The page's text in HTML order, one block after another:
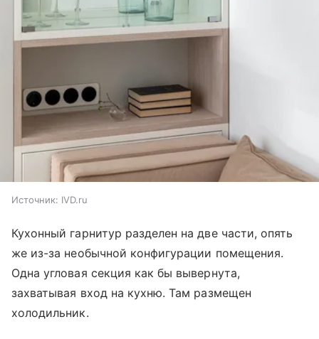
Источник: IVD.ru
Кухонный гарнитур разделен на две части, опять
же из-за необычной конфигурации помещения.
Одна угловая секция как бы вывернута,
захватывая вход на кухню. Там размещен
холодильник.